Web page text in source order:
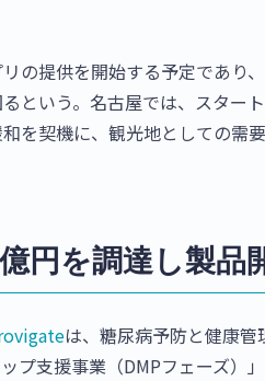
の提供を開始する予定であり
という。名古屋では、スター
を契機に、観光地としての需
円を調達し製品
は、糖尿病予防と健康
プ支援事業（DMPフェーズ）